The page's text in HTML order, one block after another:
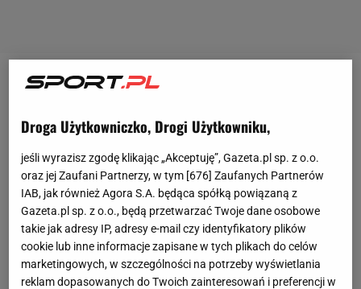
W niedzielę zwołano specjalną konferencję prasową,
Jerome Valcke. Działacz w ostrych słowach
zareagował na pytanie o innowacyjne zmiany w
przepisach. - Technologia wideo? Nie ma mowy -
stwierdził. - Po niektórych meczach można
przeanalizować decyzje sędziowskie i uznać, że
czasami były błędne, ale niemożliwe jest
wprowadzenie systemu, który całkowicie
Droga Użytkowniczko, Drogi Użytkowniku,
jeśli wyrazisz zgodę klikając „Akceptuję”, Gazeta.pl sp. z o.o.
oraz jej Zaufani Partnerzy, w tym [676] Zaufanych Partnerów
IAB, jak również Agora S.A. będąca spółką powiązaną z
Gazeta.pl sp. z o.o., będą przetwarzać Twoje dane osobowe
takie jak adresy IP, adresy e-mail czy identyfikatory plików
cookie lub inne informacje zapisane w tych plikach do celów
marketingowych, w szczególności na potrzeby wyświetlania
reklam dopasowanych do Twoich zainteresowań i preferencji w